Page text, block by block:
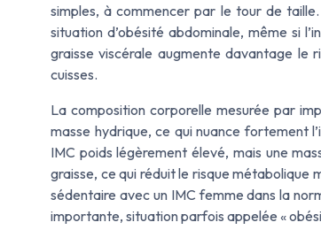
simples, à commencer par le tour de
situation d’obésité abdominale, même si
graisse viscérale augmente davantage le
cuisses.
La composition corporelle mesurée par
masse hydrique, ce qui nuance fortement
IMC poids légèrement élevé, mais une
graisse, ce qui réduit le risque métabolique
sédentaire avec un IMC femme dans la
importante, situation parfois appelée «